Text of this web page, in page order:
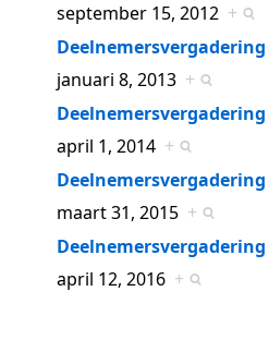
september 15, 2012 +
Deelnemersvergadering
januari 8, 2013 +
Deelnemersvergadering
april 1, 2014 +
Deelnemersvergadering
maart 31, 2015 +
Deelnemersvergadering
april 12, 2016 +